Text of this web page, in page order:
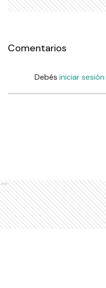
Comentarios
Debés iniciar sesión
Ads